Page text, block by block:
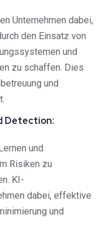
Unternehmen dabei,
den Einsatz von
und
zu schaffen. Dies
und
Detection:
und
Risiken zu
KI-
dabei, effektive
und